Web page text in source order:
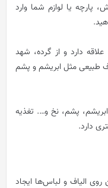
پارچه یا لوازم شما وارد
دارد و از گرده، شهد
طبیعی مثل ابریشم و پشم
پشم، نخ و…. تغذیه
دارد.
الیاف و لباس‌ها ایجاد